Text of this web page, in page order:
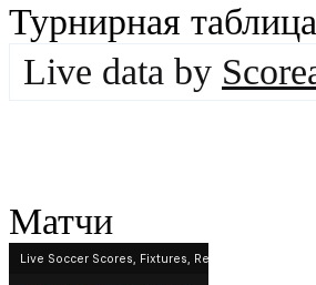
Турнирная таблица
Live data by
Матчи